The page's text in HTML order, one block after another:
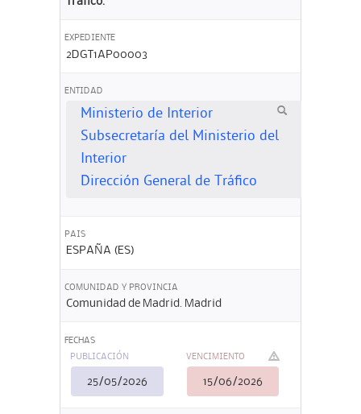
EXPEDIENTE
2DGT1AP00003
ENTIDAD
Ministerio de Interior
Subsecretaría del Ministerio del
Interior
Dirección General de Tráfico
PAIS
ESPAÑA (ES)
COMUNIDAD Y PROVINCIA
Comunidad de Madrid. Madrid
FECHAS
PUBLICACIÓN
25/05/2026
VENCIMIENTO
15/06/2026